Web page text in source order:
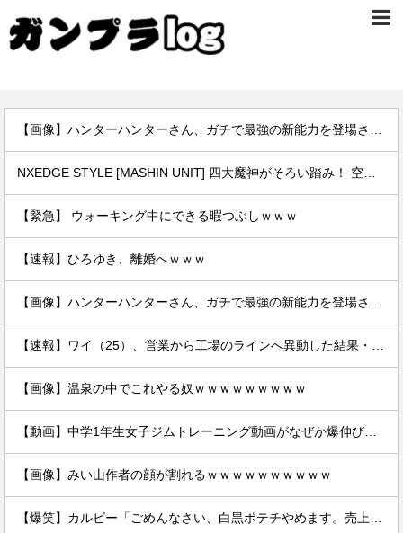
【緊急】 ウォーキング中にできる暇つぶしｗｗｗ
【速報】ひろゆき、離婚へｗｗｗ
【画像】温泉の中でこれやる奴ｗｗｗｗｗｗｗｗｗ
【画像】みい山作者の顔が割れるｗｗｗｗｗｗｗｗｗｗ